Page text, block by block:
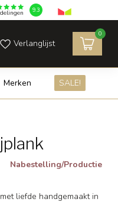
9.3
Verlanglijst
0
Merken SALE!
Nabestelling/Productie
liefde handgemaakt in